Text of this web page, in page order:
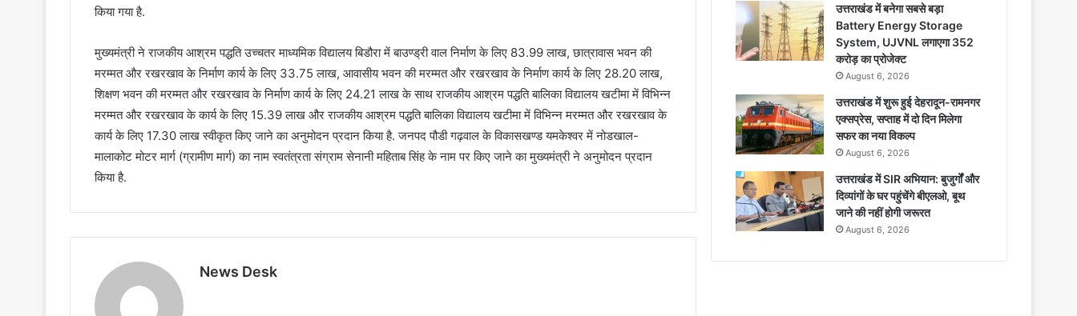
किया गया है.
मुख्यमंत्री ने राजकीय आश्रम पद्धति उच्चतर माध्यमिक विद्यालय बिडौरा में बाउण्ड्री वाल निर्माण के लिए 83.99 लाख, छात्रावास भवन की
मरम्मत और रखरखाव के निर्माण कार्य के लिए 33.75 लाख, आवासीय भवन की मरम्मत और रखरखाव के निर्माण कार्य के लिए 28.20 लाख,
शिक्षण भवन की मरम्मत और रखरखाव के निर्माण कार्य के लिए 24.21 लाख के साथ राजकीय आश्रम पद्धति बालिका विद्यालय खटीमा में विभिन्न
मरम्मत और रखरखाव के कार्य के लिए 15.39 लाख और राजकीय आश्रम पद्धति बालिका विद्यालय खटीमा में विभिन्न मरम्मत और रखरखाव के
कार्य के लिए 17.30 लाख स्वीकृत किए जाने का अनुमोदन प्रदान किया है. जनपद पौडी गढ़वाल के विकासखण्ड यमकेश्वर में नोडखाल-
मालाकोट मोटर मार्ग (ग्रामीण मार्ग) का नाम स्वतंत्रता संग्राम सेनानी महिताब सिंह के नाम पर किए जाने का मुख्यमंत्री ने अनुमोदन प्रदान
किया है.
News Desk
उत्तराखंड में बनेगा सबसे बड़ा
Battery Energy Storage
System, UJVNL लगाएगा 352
करोड़ का प्रोजेक्ट
August 6, 2026
उत्तराखंड में शुरू हुई देहरादून-रामनगर
एक्सप्रेस, सप्ताह में दो दिन मिलेगा
सफर का नया विकल्प
August 6, 2026
उत्तराखंड में SIR अभियान: बुजुर्गों और
दिव्यांगों के घर पहुंचेंगे बीएलओ, बूथ
जाने की नहीं होगी जरूरत
August 6, 2026